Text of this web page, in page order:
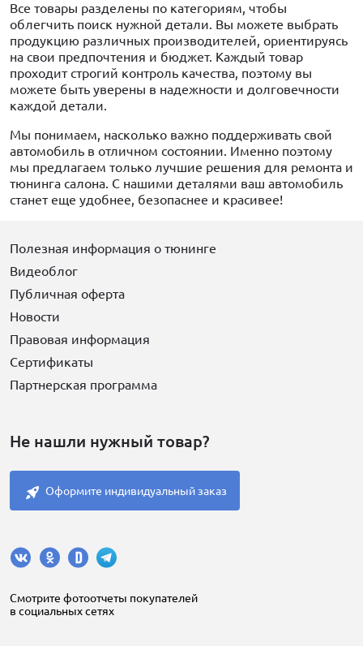
Все товары разделены по категориям, чтобы
облегчить поиск нужной детали. Вы можете выбрать
продукцию различных производителей, ориентируясь
на свои предпочтения и бюджет. Каждый товар
проходит строгий контроль качества, поэтому вы
можете быть уверены в надежности и долговечности
каждой детали.
Мы понимаем, насколько важно поддерживать свой
автомобиль в отличном состоянии. Именно поэтому
мы предлагаем только лучшие решения для ремонта и
тюнинга салона. С нашими деталями ваш автомобиль
станет еще удобнее, безопаснее и красивее!
Полезная информация о тюнинге
Видеоблог
Публичная оферта
Новости
Правовая информация
Сертификаты
Партнерская программа
Не нашли нужный товар?
Оформите индивидуальный заказ
Cмотрите фотоотчеты покупателей
в социальных сетях